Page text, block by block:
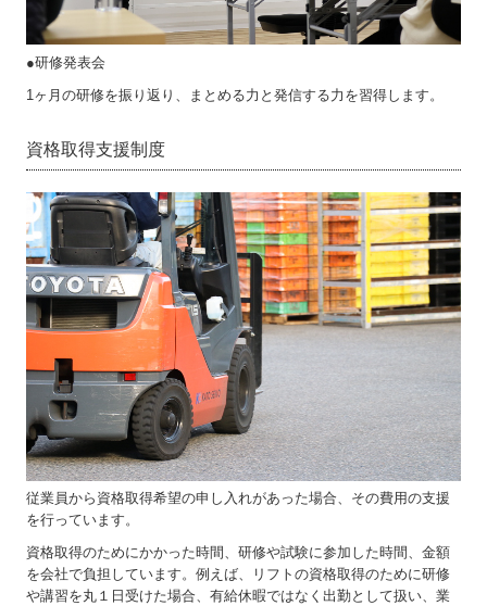
●研修発表会
1ヶ月の研修を振り返り、まとめる力と発信する力を習得します。
資格取得支援制度
従業員から資格取得希望の申し入れがあった場合、その費用の支援
を行っています。
資格取得のためにかかった時間、研修や試験に参加した時間、金額
を会社で負担しています。例えば、リフトの資格取得のために研修
や講習を丸１日受けた場合、有給休暇ではなく出勤として扱い、業